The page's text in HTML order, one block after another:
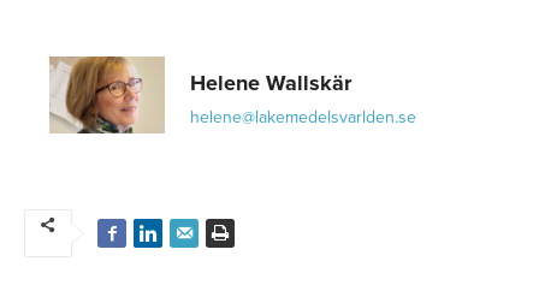
Helene Wallskär
helene@lakemedelsvarlden.se